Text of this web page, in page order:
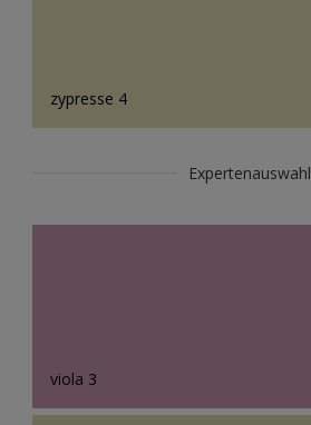
zypresse 4
Expertenauswahl
viola 3